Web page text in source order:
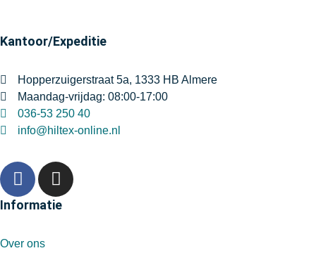
Kantoor/Expeditie
Hopperzuigerstraat 5a, 1333 HB Almere
Maandag-vrijdag: 08:00-17:00
036-53 250 40
info@hiltex-online.nl
Informatie
Over ons